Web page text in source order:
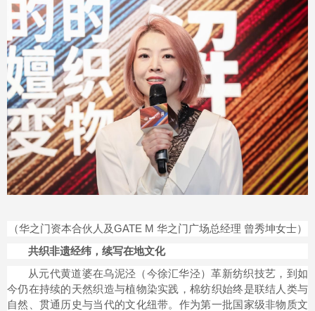
（华之门资本合伙人及GATE M 华之门广场总经理 曾秀坤女士）
共织非遗经纬，续写在地文化
从元代黄道婆在乌泥泾（今徐汇华泾）革新纺织技艺，到如
今仍在持续的天然织造与植物染实践，棉纺织始终是联结人类与
自然、贯通历史与当代的文化纽带。作为第一批国家级非物质文